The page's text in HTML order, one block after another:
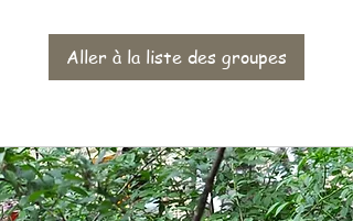
Aller à la liste des groupes